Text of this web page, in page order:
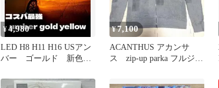
¥4,980
LED H8 H11 H16 USアン
バー ゴールド 新色
¥7,100
ACANTHUS アカンサ
ス zip-up parka フルジッ